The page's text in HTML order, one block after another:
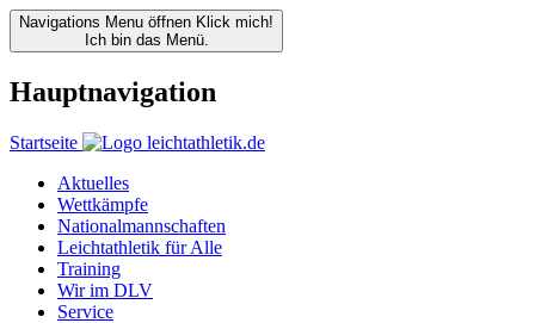
Navigations Menu öffnen Klick mich!
Ich bin das Menü.
Hauptnavigation
Startseite
Aktuelles
Wettkämpfe
Nationalmannschaften
Leichtathletik für Alle
Training
Wir im DLV
Service